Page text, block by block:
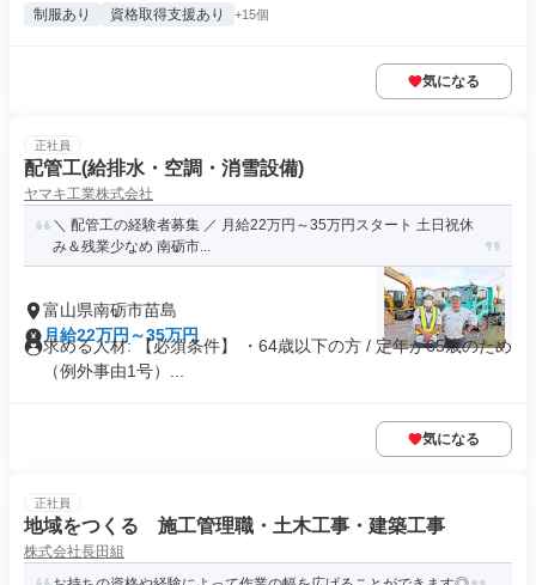
制服あり 資格取得支援あり +15個
気になる
正社員
配管工(給排水・空調・消雪設備)
ヤマキ工業株式会社
＼ 配管工の経験者募集 ／ 月給22万円～35万円スタート 土日祝休
み＆残業少なめ 南砺市...
富山県南砺市苗島
月給22万円～35万円
求める人材: 【必須条件】 ・64歳以下の方 / 定年が65歳のため
（例外事由1号）...
気になる
正社員
地域をつくる 施工管理職・土木工事・建築工事
株式会社長田組